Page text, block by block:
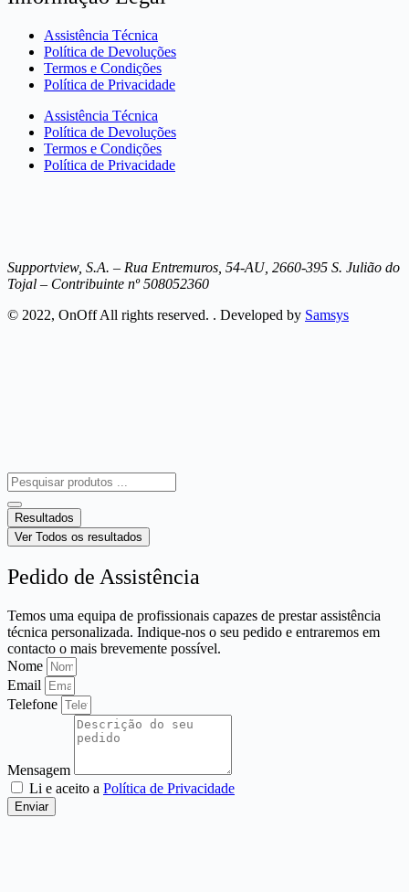
Assistência Técnica
Política de Devoluções
Termos e Condições
Política de Privacidade
Assistência Técnica
Política de Devoluções
Termos e Condições
Política de Privacidade
Supportview, S.A. – Rua Entremuros, 54-AU, 2660-395 S. Julião do
Tojal – Contribuinte nº 508052360
© 2022, OnOff All rights reserved. . Developed by Samsys
Search
...
Resultados
Ver Todos os resultados
Pedido de Assistência
Temos uma equipa de profissionais capazes de prestar assistência
técnica personalizada. Indique-nos o seu pedido e entraremos em
contacto o mais brevemente possível.
Nome
Email
Telefone
Mensagem
Li e aceito a Política de Privacidade
Enviar